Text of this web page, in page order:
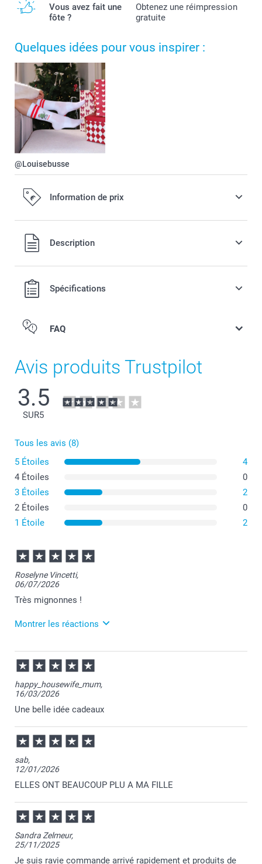
Vous avez fait une
fôte ?
Obtenez une réimpression
gratuite
Quelques idées pour vous inspirer :
@Louisebusse
Information de prix
Tous les prix sont en EURO (€), TVA incluse et hors frais de
port.
Description
Spécifications
FAQ
Laver à l'envers à basse température, cycle délicat.
l'assouplissant.
température.
Avis produits Trustpilot
3.5
SUR5
Tous les avis (8)
5 Étoiles
4
4 Étoiles
0
3 Étoiles
2
2 Étoiles
0
1 Étoile
2
Roselyne Vincetti,
06/07/2026
Très mignonnes !
Montrer les réactions
07/07/2026
12:09
Merci pour tous vos retours positifs sur votre
commande Roselyne, c'est un réel plaisir pour nous
d'apprendre votre satisfaction.
Passez une agréable journée.
Florence@smartphoto
happy_housewife_mum,
16/03/2026
Une belle idée cadeaux
sab,
12/01/2026
ELLES ONT BEAUCOUP PLU A MA FILLE
Sandra Zelmeur,
25/11/2025
Je suis ravie commande arrivé rapidement et produits de